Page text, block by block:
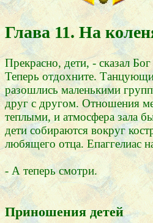
Глава 11. На
Прекрасно, дети, - сказал
Теперь отдохните.
разошлись маленькими
друг с другом. Отношения
теплыми, и атмосфера зала
дети собираются вокруг
любящего отца. Епаггелиас
- А теперь смотри.
Приношения детей